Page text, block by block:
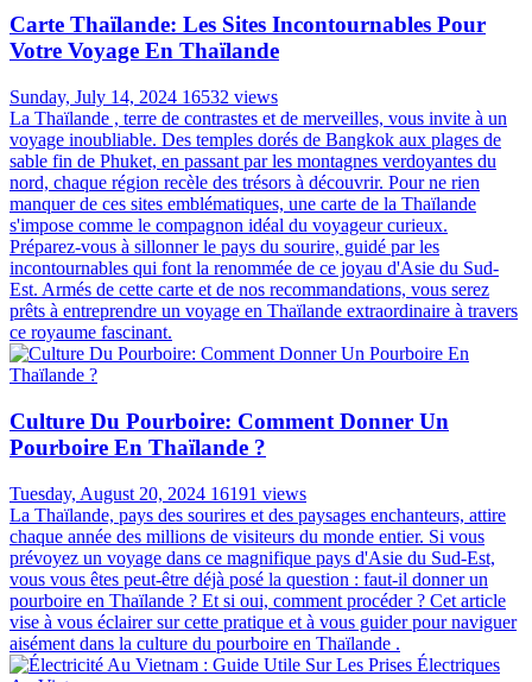
Carte Thaïlande: Les Sites Incontournables Pour
Votre Voyage En Thaïlande
Sunday, July 14, 2024 16532 views
La Thaïlande , terre de contrastes et de merveilles, vous invite à un
voyage inoubliable. Des temples dorés de Bangkok aux plages de
sable fin de Phuket, en passant par les montagnes verdoyantes du
nord, chaque région recèle des trésors à découvrir. Pour ne rien
manquer de ces sites emblématiques, une carte de la Thaïlande
s'impose comme le compagnon idéal du voyageur curieux.
Préparez-vous à sillonner le pays du sourire, guidé par les
incontournables qui font la renommée de ce joyau d'Asie du Sud-
Est. Armés de cette carte et de nos recommandations, vous serez
prêts à entreprendre un voyage en Thaïlande extraordinaire à travers
ce royaume fascinant.
Culture Du Pourboire: Comment Donner Un
Pourboire En Thaïlande ?
Tuesday, August 20, 2024 16191 views
La Thaïlande, pays des sourires et des paysages enchanteurs, attire
chaque année des millions de visiteurs du monde entier. Si vous
prévoyez un voyage dans ce magnifique pays d'Asie du Sud-Est,
vous vous êtes peut-être déjà posé la question : faut-il donner un
pourboire en Thaïlande ? Et si oui, comment procéder ? Cet article
vise à vous éclairer sur cette pratique et à vous guider pour naviguer
aisément dans la culture du pourboire en Thaïlande .